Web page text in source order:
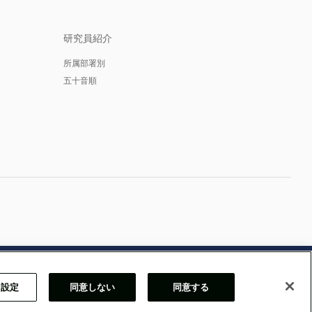
研究員紹介
所属部署別
五十音順
定 同意しない 同意する